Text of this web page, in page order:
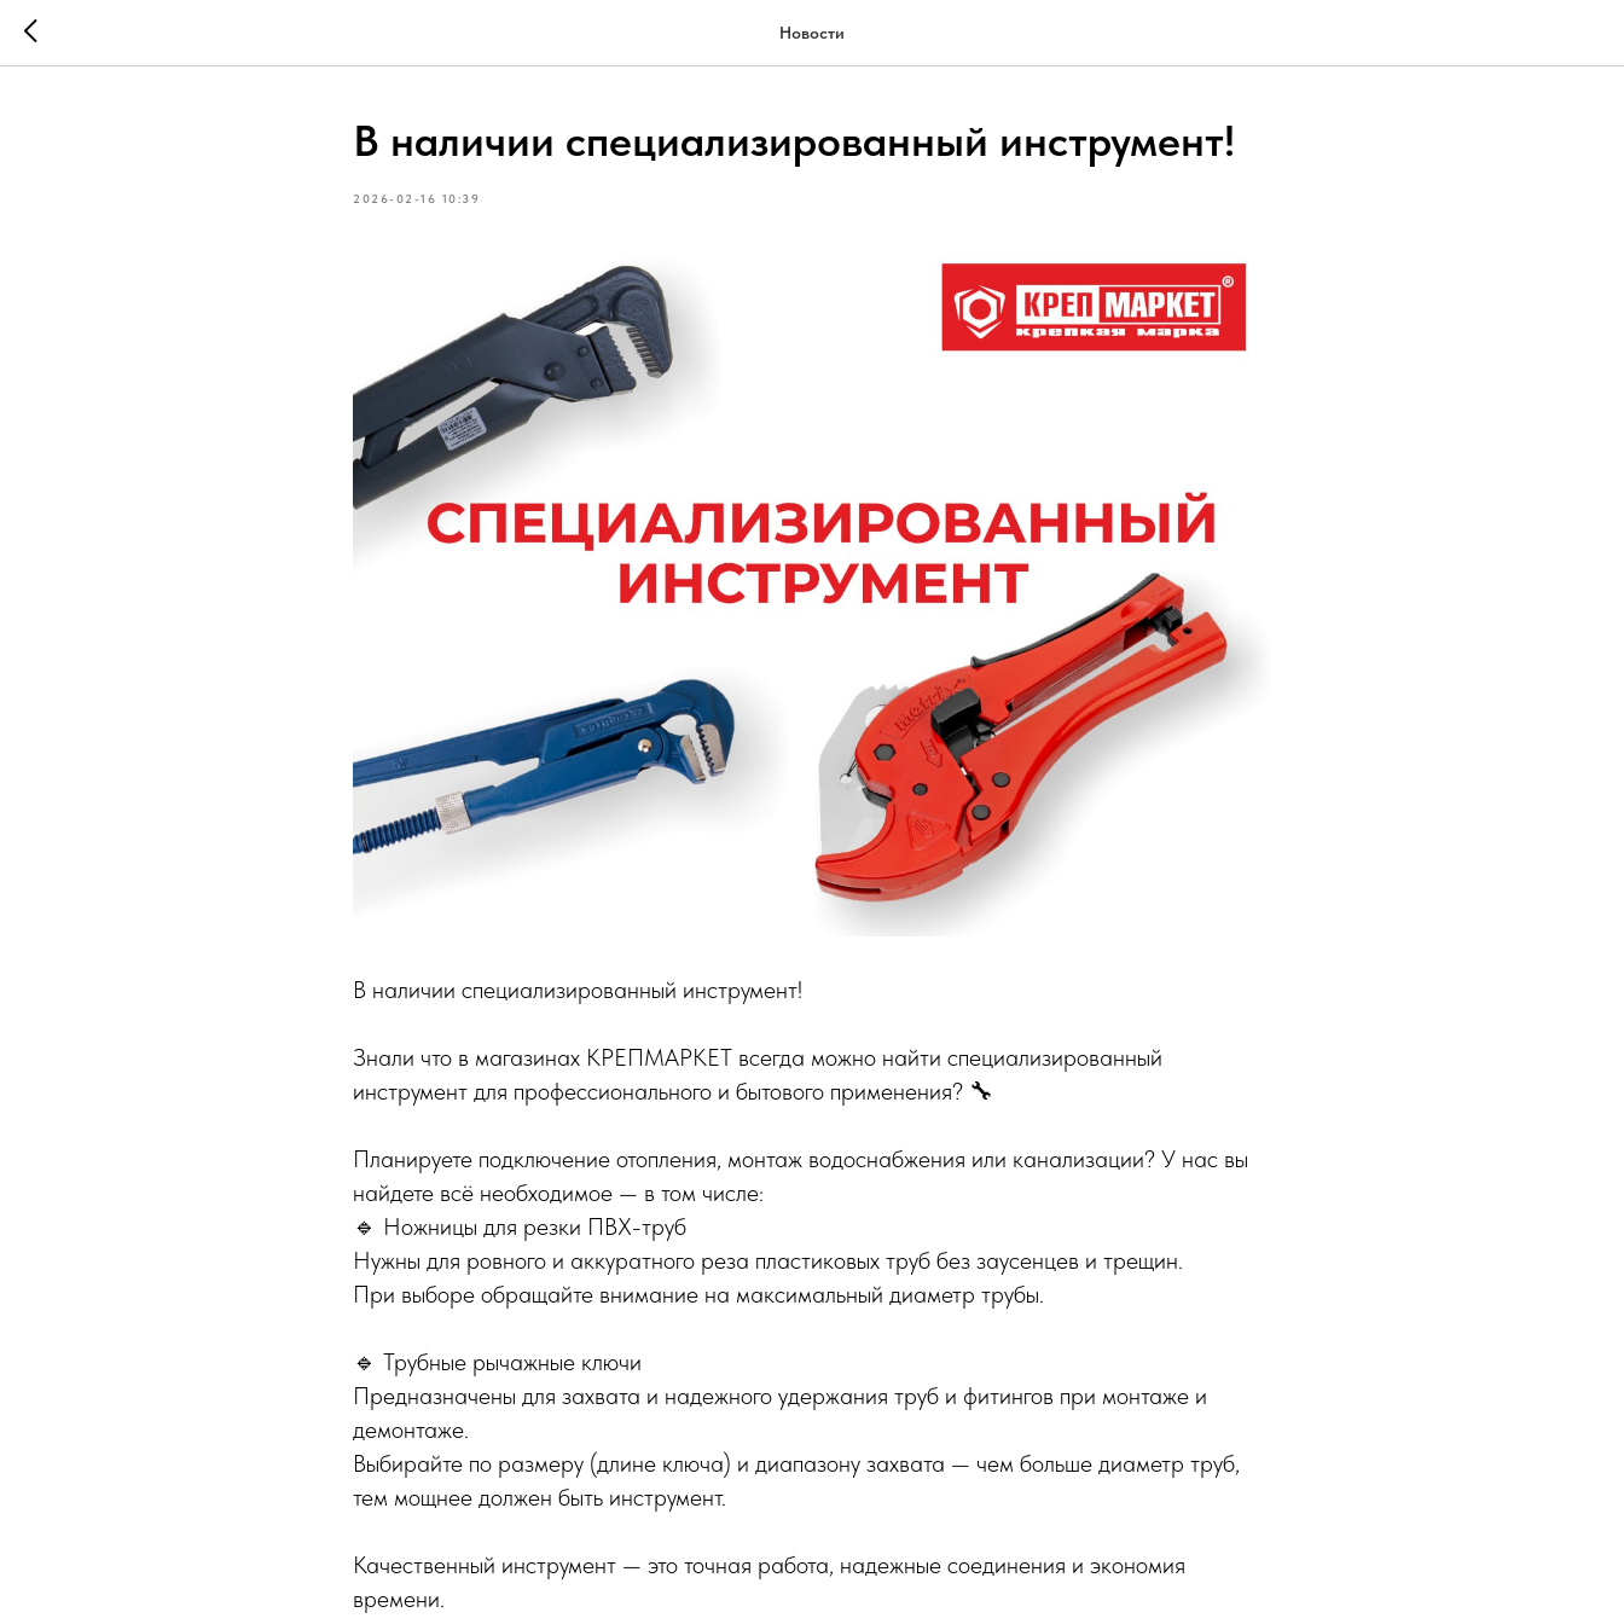
Новости
В наличии специализированный инструмент!
2026-02-16 10:39
В наличии специализированный инструмент!
Знали что в магазинах КРЕПМАРКЕТ всегда можно найти специализированный
инструмент для профессионального и бытового применения? 🔧
Планируете подключение отопления, монтаж водоснабжения или канализации? У нас вы
найдете всё необходимое — в том числе:
🔹 Ножницы для резки ПВХ-труб
Нужны для ровного и аккуратного реза пластиковых труб без заусенцев и трещин.
При выборе обращайте внимание на максимальный диаметр трубы.
🔹 Трубные рычажные ключи
Предназначены для захвата и надежного удержания труб и фитингов при монтаже и
демонтаже.
Выбирайте по размеру (длине ключа) и диапазону захвата — чем больше диаметр труб,
тем мощнее должен быть инструмент.
Качественный инструмент — это точная работа, надежные соединения и экономия
времени.